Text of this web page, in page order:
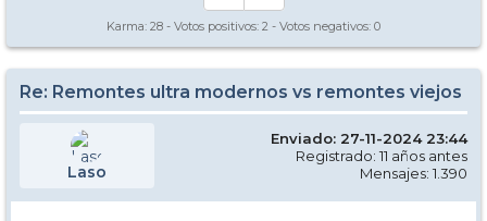
Karma: 28 - Votos positivos: 2 - Votos negativos: 0
Re: Remontes ultra modernos vs remontes viejos
Laso
Enviado: 27-11-2024 23:44
Registrado: 11 años antes
Mensajes: 1.390